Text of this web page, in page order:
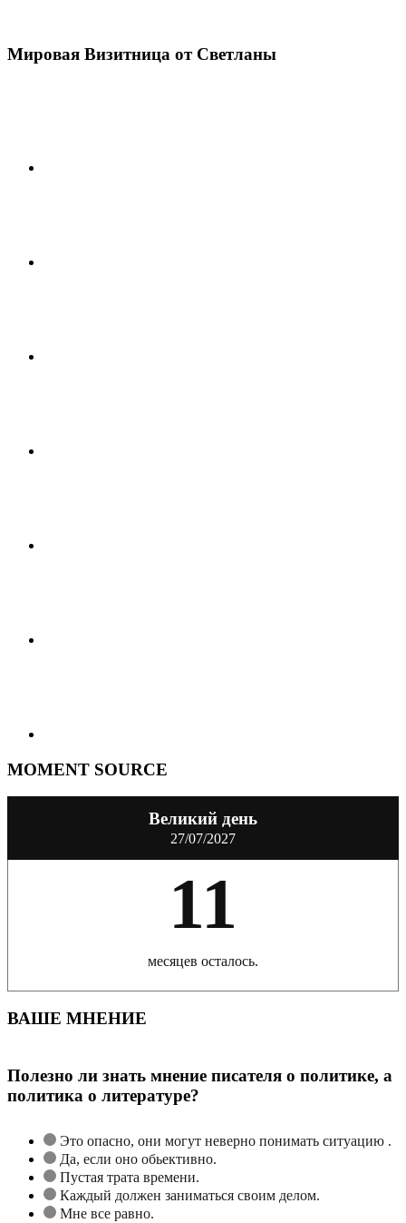
Мировая Визитница от Светланы
MOMENT SOURCE
Великий день
27/07/2027
11
месяцев осталось.
ВАШЕ МНЕНИЕ
Полезно ли знать мнение писателя о политике, а
политика о литературе?
Это опасно, они могут неверно понимать ситуацию .
Да, если оно обьективно.
Пустая трата времени.
Каждый должен заниматься своим делом.
Мне все равно.